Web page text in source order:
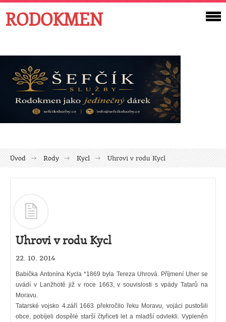
RODOKMEN
Úvod Rody Kycl Uhrovi v rodu Kycl
Uhrovi v rodu Kycl
22. 10. 2014
Babička Antonína Kycla *1869 byla Tereza Uhrová. Příjmení Uher se
uvádí v Lanžhotě již v roce 1663, v souvislosti s vpády Tatarů na
Moravu.
Tatarské vojsko 4.září 1663 překročilo řeku Moravu, vojáci pustošili
obce, pobíjeli dospělé starší čtyřiceti let a mladší odvlekli. Vypleněn